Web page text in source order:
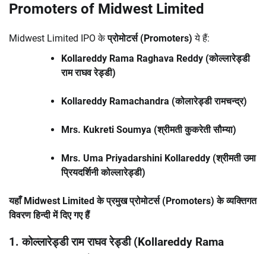
Promoters of Midwest Limited
Midwest Limited IPO केप्रोमोटर्स (Promoters) ये हैं:
Kollareddy Rama Raghava Reddy (कोल्लारेड्डी
राम राघव रेड्डी)
Kollareddy Ramachandra (कोलारेड्डी रामचन्द्र)
Mrs. Kukreti Soumya (श्रीमती कुकरेती सौम्या)
Mrs. Uma Priyadarshini Kollareddy (श्रीमती उमा
प्रियदर्शिनी कोल्लारेड्डी)
यहाँ Midwest Limited के प्रमुख प्रोमोटर्स (Promoters) के व्यक्तिगत
विवरण हिन्दी में दिए गए हैं
1. कोल्लारेड्डी राम राघव रेड्डी (Kollareddy Rama